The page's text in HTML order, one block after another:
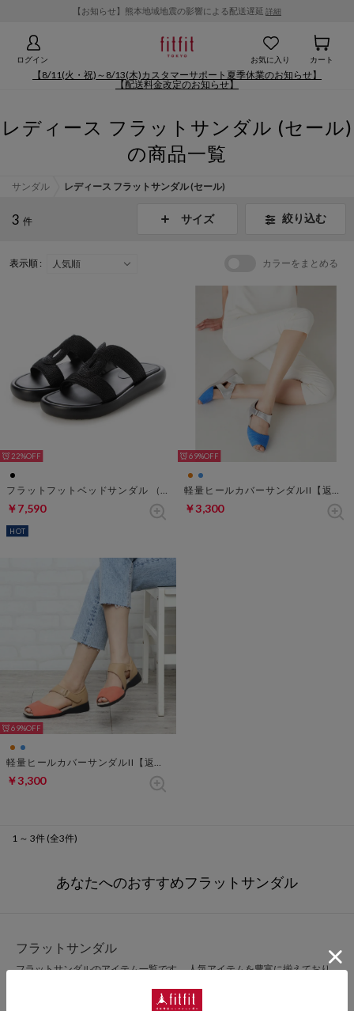
【お知らせ】熊本地域地震の影響による配送遅延 詳細
ログイン お気に入り カート
【8/11(火・祝)～8/13(木)カスタマーサポート夏季休業のお知らせ】
【配送料金改定のお知らせ】
レディース フラットサンダル (セール)
の商品一覧
サンダル レディース フラットサンダル (セール)
3 件 サイズ 絞り込む
表示順 : カラーをまとめる
22%
フラットフットベッドサンダル （ブラック）
￥7,590
HOT
69%
軽量ヒールカバーサンダルII【返品不可商品】 （ブルー・パターン）
￥3,300
69%
￥3,300
1 ～ 3件 (全3件)
あなたへのおすすめフラットサンダル
フラットサンダル
フラットサンダルのアイテム一覧です。 人気アイテムを豊富に揃えており